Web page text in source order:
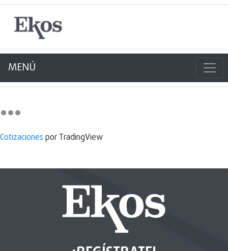
MENÚ
Cotizaciones por TradingView